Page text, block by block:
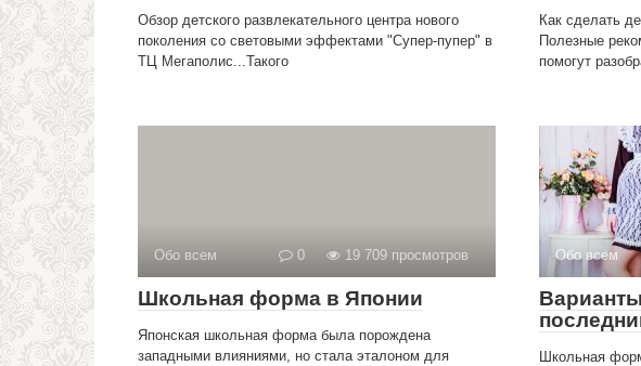
Обзор детского развлекательного центра нового
поколения со световыми эффектами "Супер-пупер" в
ТЦ Мегаполис...Такого
Как сделать
Полезные
помогут
Обо всем 0 19 709 просмотров
Школьная форма в Японии
Японская школьная форма была порождена
западными влияниями, но стала эталоном для
Обо всем
Школьная